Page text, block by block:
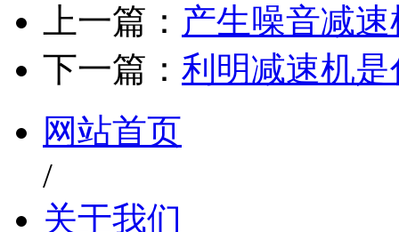
上一篇： 产生噪音减
下一篇： 利明减速机
网站首页
/
关于我们